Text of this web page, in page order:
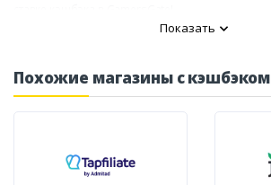
Показать
Похожие магазины с кэшбэком